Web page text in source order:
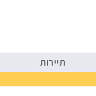
תיירות